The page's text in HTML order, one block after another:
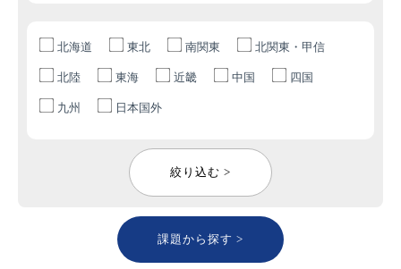
北海道 東北 南関東 北関東・甲信
北陸 東海 近畿 中国 四国
九州 日本国外
絞り込む >
課題から探す >